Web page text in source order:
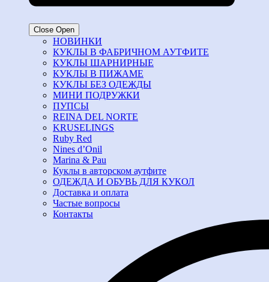
Close Open
НОВИНКИ
КУКЛЫ В ФАБРИЧНОМ АУТФИТЕ
КУКЛЫ ШАРНИРНЫЕ
КУКЛЫ В ПИЖАМЕ
КУКЛЫ БЕЗ ОДЕЖДЫ
МИНИ ПОДРУЖКИ
ПУПСЫ
REINA DEL NORTE
KRUSELINGS
Ruby Red
Nines d’Onil
Marina & Pau
Куклы в авторском аутфите
ОДЕЖДА И ОБУВЬ ДЛЯ КУКОЛ
Доставка и оплата
Частые вопросы
Контакты